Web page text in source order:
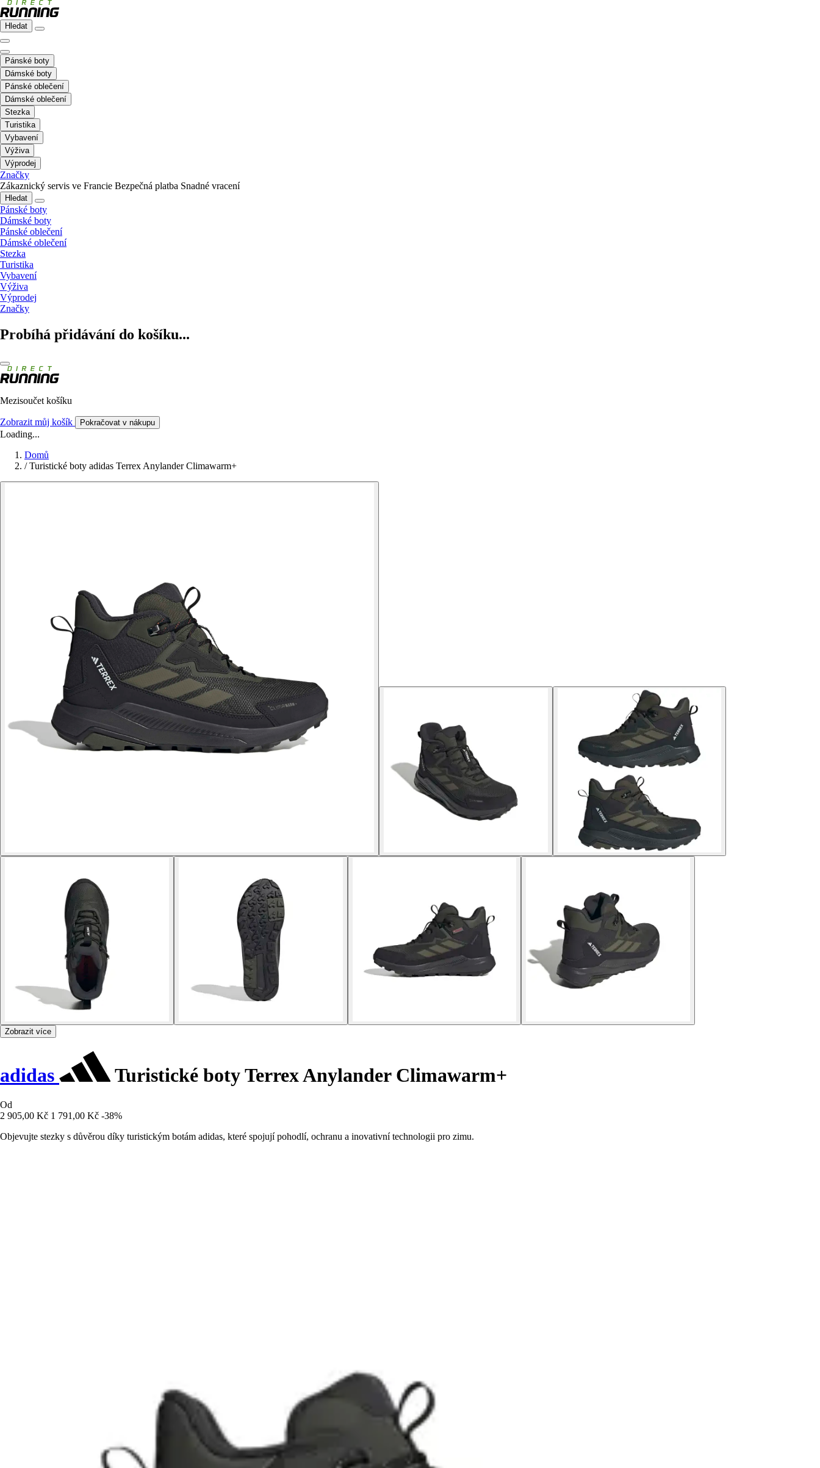
Hledat
Pánské boty
Dámské boty
Pánské oblečení
Dámské oblečení
Stezka
Turistika
Vybavení
Výživa
Výprodej
Značky
Zákaznický servis ve Francie Bezpečná platba Snadné vracení
Hledat
Pánské boty
Dámské boty
Pánské oblečení
Dámské oblečení
Stezka
Turistika
Vybavení
Výživa
Výprodej
Značky
Probíhá přidávání do košíku...
Mezisoučet košíku
Zobrazit můj košík Pokračovat v nákupu
Loading...
Domů
/ Turistické boty adidas Terrex Anylander Climawarm+
Zobrazit více
adidas Turistické boty Terrex Anylander Climawarm+
Od
2 905,00 Kč 1 791,00 Kč -38%
Objevujte stezky s důvěrou díky turistickým botám adidas, které spojují pohodlí, ochranu a inovativní technologii pro zimu.